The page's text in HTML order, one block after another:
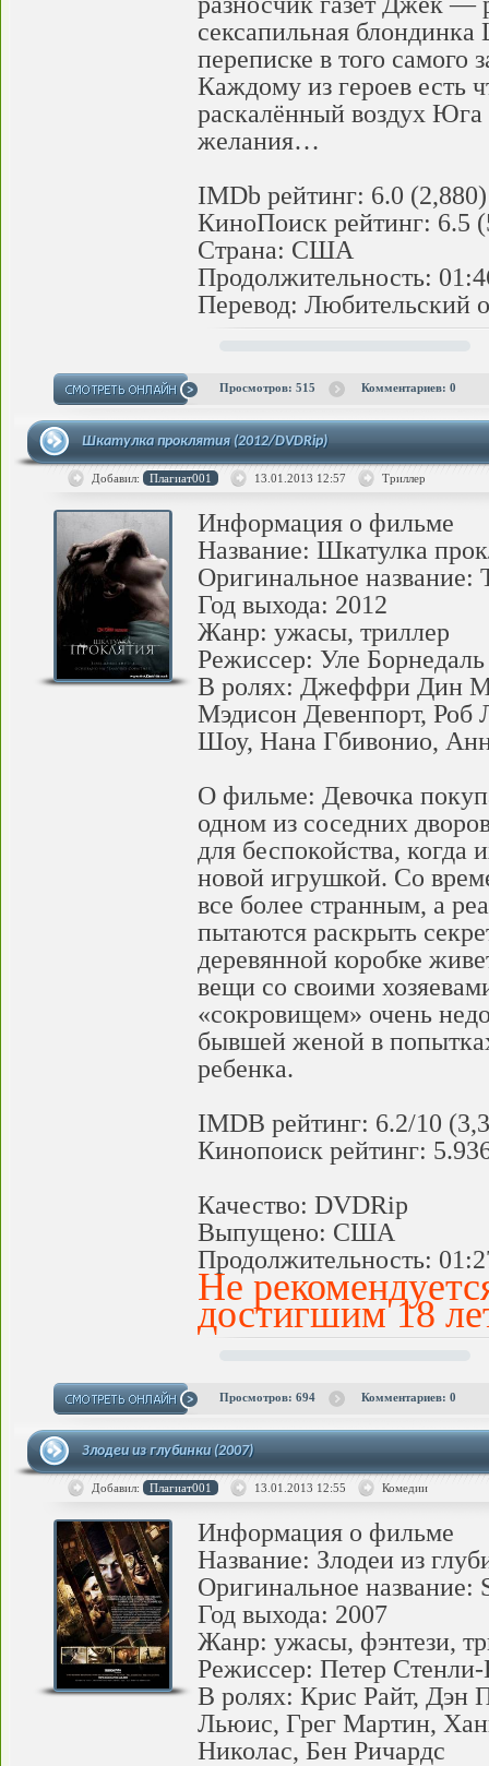
сексапильная
переписке в того самого
Каждому из героев есть
раскалённый воздух
желания…
IMDb рейтинг: 6.0 (2,880)
КиноПоиск рейтинг: 6.5
Страна: США
Продолжительность:
Перевод: Любительский
Просмотров: 515 Комментариев: 0
Шкатулка проклятия (2012/DVDRip)
Добавил: Плагиат001 13.01.2013 12:57 Триллер
Информация о фильме
Название: Шкатулка
Оригинальное название:
Год выхода: 2012
Жанр: ужасы, триллер
Режиссер: Уле Борнедаль
В ролях: Джеффри Дин
Мэдисон Девенпорт, Роб
Шоу, Нана Гбивонио,
О фильме: Девочка
одном из соседних
для беспокойства,
новой игрушкой. Со
все более странным, а
пытаются раскрыть
деревянной коробке
вещи со своими
«сокровищем» очень
бывшей женой в
ребенка.
IMDB рейтинг: 6.2/10
Кинопоиск рейтинг:
Качество: DVDRip
Выпущено: США
Продолжительность:
Не
достигшим 18
Просмотров: 694 Комментариев: 0
Злодеи из глубинки (2007)
Добавил: Плагиат001 13.01.2013 12:55 Комедии
Информация о фильме
Название: Злодеи из
Оригинальное название:
Год выхода: 2007
Жанр: ужасы, фэнтези,
Режиссер: Петер
В ролях: Крис Райт, Дэн
Льюис, Грег Мартин,
Николас, Бен Ричардс